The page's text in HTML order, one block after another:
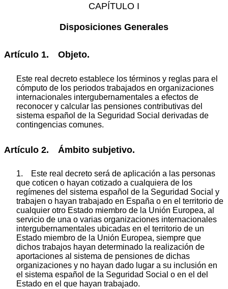
CAPÍTULO I
Disposiciones Generales
Artículo 1. Objeto.
Este real decreto establece los términos y reglas para el
cómputo de los periodos trabajados en organizaciones
internacionales intergubernamentales a efectos de
reconocer y calcular las pensiones contributivas del
sistema español de la Seguridad Social derivadas de
contingencias comunes.
Artículo 2. Ámbito subjetivo.
1. Este real decreto será de aplicación a las personas
que coticen o hayan cotizado a cualquiera de los
regímenes del sistema español de la Seguridad Social y
trabajen o hayan trabajado en España o en el territorio de
cualquier otro Estado miembro de la Unión Europea, al
servicio de una o varias organizaciones internacionales
intergubernamentales ubicadas en el territorio de un
Estado miembro de la Unión Europea, siempre que
dichos trabajos hayan determinado la realización de
aportaciones al sistema de pensiones de dichas
organizaciones y no hayan dado lugar a su inclusión en
el sistema español de la Seguridad Social o en el del
Estado en el que hayan trabajado.